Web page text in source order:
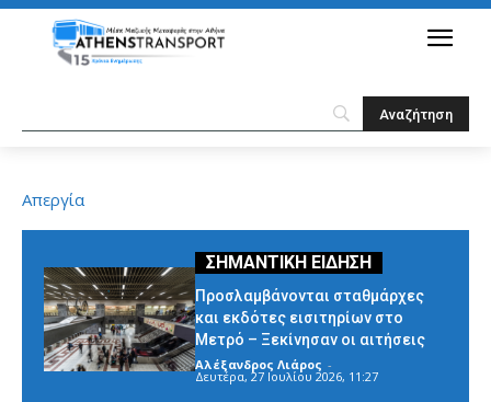
Απεργία
Προσλαμβάνονται σταθμάρχες
και εκδότες εισιτηρίων στο
Μετρό – Ξεκίνησαν οι αιτήσεις
Αλέξανδρος Λιάρος -
Δευτέρα, 27 Ιουλίου 2026, 11:27